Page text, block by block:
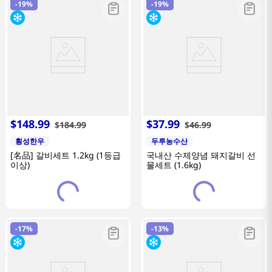
-19%
$148.99 $184.99
횡성한우
[名品] 갈비세트 1.2kg (1등급
이상)
-19%
$37.99 $46.99
두루농수산
국내산 수제양념 돼지갈비 선
물세트 (1.6kg)
-17% -13%